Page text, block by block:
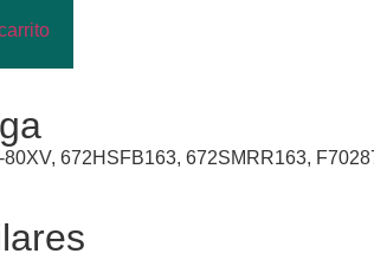
80XV, 672HSFB163, 672SMRR163,